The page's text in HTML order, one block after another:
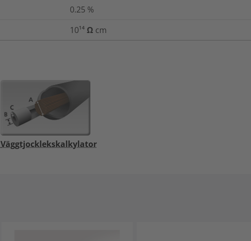
0.25 %
10¹⁴ Ω cm
Väggtjocklekskalkylator